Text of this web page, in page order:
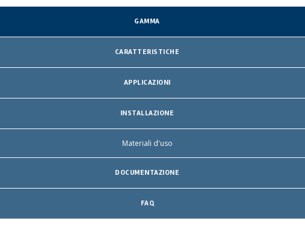
GAMMA
CARATTERISTICHE
APPLICAZIONI
INSTALLAZIONE
Materiali d'uso
DOCUMENTAZIONE
FAQ